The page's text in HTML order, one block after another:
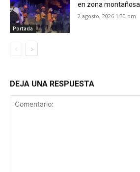
Portada
en zona
2 agosto, 2026 1:30 pm
DEJA UNA RESPUESTA